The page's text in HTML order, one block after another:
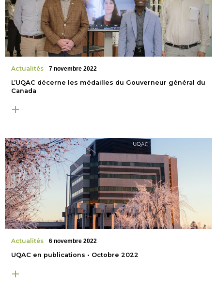
Actualités 7 novembre 2022
L’UQAC décerne les médailles du Gouverneur général du
Canada
Actualités 6 novembre 2022
UQAC en publications • Octobre 2022